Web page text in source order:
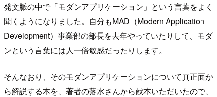
発文脈の中で「モダンアプリケーション」という言葉をよく
聞くようになりました。自分もMAD（Modern Application
Development）事業部の部長を去年やっていたりして、モダ
ンという言葉には人一倍敏感だったりします。
そんなおり、そのモダンアプリケーションについて真正面か
ら解説する本を、著者の落水さんから献本いただいたので、